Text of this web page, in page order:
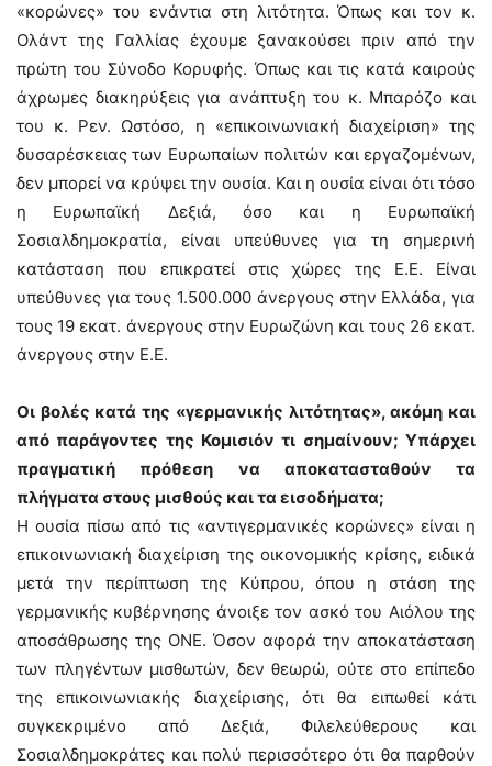
«κορώνες» του ενάντια στη λιτότητα. Όπως και τον κ.
Ολάντ της Γαλλίας έχουμε ξανακούσει πριν από την
πρώτη του Σύνοδο Κορυφής. Όπως και τις κατά καιρούς
άχρωμες διακηρύξεις για ανάπτυξη του κ. Μπαρόζο και
του κ. Ρεν. Ωστόσο, η «επικοινωνιακή διαχείριση» της
δυσαρέσκειας των Ευρωπαίων πολιτών και εργαζομένων,
δεν μπορεί να κρύψει την ουσία. Και η ουσία είναι ότι τόσο
η Ευρωπαϊκή Δεξιά, όσο και η Ευρωπαϊκή
Σοσιαλδημοκρατία, είναι υπεύθυνες για τη σημερινή
κατάσταση που επικρατεί στις χώρες της Ε.Ε. Είναι
υπεύθυνες για τους 1.500.000 άνεργους στην Ελλάδα, για
τους 19 εκατ. άνεργους στην Ευρωζώνη και τους 26 εκατ.
άνεργους στην Ε.Ε.
Οι βολές κατά της «γερμανικής λιτότητας», ακόμη και
από παράγοντες της Κομισιόν τι σημαίνουν; Υπάρχει
πραγματική πρόθεση να αποκατασταθούν τα
πλήγματα στους μισθούς και τα εισοδήματα;
Η ουσία πίσω από τις «αντιγερμανικές κορώνες» είναι η
επικοινωνιακή διαχείριση της οικονομικής κρίσης, ειδικά
μετά την περίπτωση της Κύπρου, όπου η στάση της
γερμανικής κυβέρνησης άνοιξε τον ασκό του Αιόλου της
αποσάθρωσης της ΟΝΕ. Όσον αφορά την αποκατάσταση
των πληγέντων μισθωτών, δεν θεωρώ, ούτε στο επίπεδο
της επικοινωνιακής διαχείρισης, ότι θα ειπωθεί κάτι
συγκεκριμένο από Δεξιά, Φιλελεύθερους και
Σοσιαλδημοκράτες και πολύ περισσότερο ότι θα παρθούν